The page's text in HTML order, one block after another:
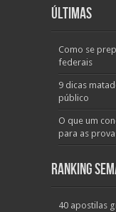
Últimas
Como se
federais
9 dicas
público
O que um
para as
Ranking
40 apostilas